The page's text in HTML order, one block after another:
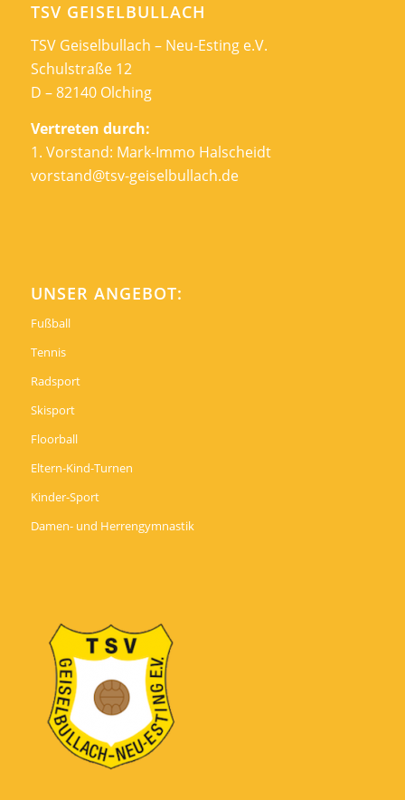
TSV GEISELBULLACH
TSV Geiselbullach – Neu-Esting e.V.
Schulstraße 12
D – 82140 Olching
Vertreten durch:
1. Vorstand: Mark-Immo Halscheidt
vorstand@tsv-geiselbullach.de
UNSER ANGEBOT:
Fußball
Tennis
Radsport
Skisport
Floorball
Eltern-Kind-Turnen
Kinder-Sport
Damen- und Herrengymnastik